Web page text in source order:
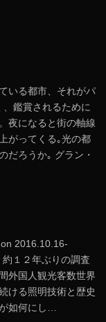
いる都市、それがパ
鑑賞されるために
夜になると街の軸線
がってくる｡光の都
だろうか｡ グラン・
2016.10.16-
１２年ぶりの調査
外国人観光客数世界
ける照明技術と歴史
如何にし…